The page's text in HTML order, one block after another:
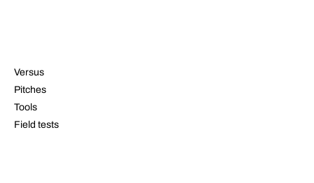
Versus
Pitches
Tools
Field tests